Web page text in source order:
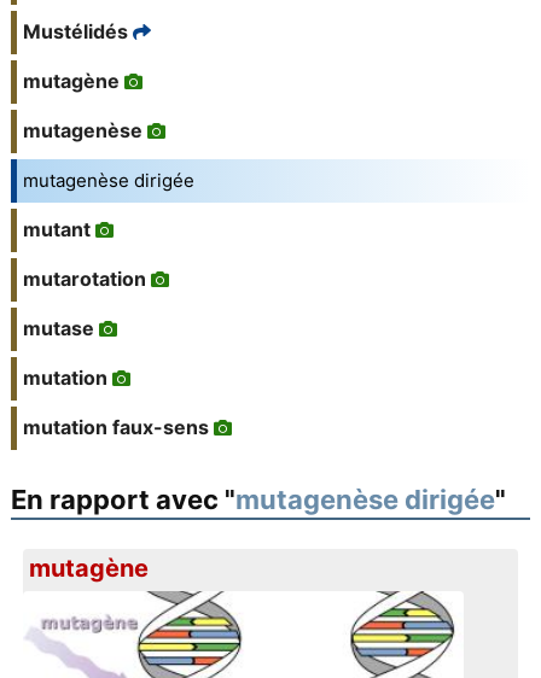
Mustélidés
mutagène
mutagenèse
mutagenèse dirigée
mutant
mutarotation
mutase
mutation
mutation faux-sens
En rapport avec "mutagenèse dirigée"
mutagène